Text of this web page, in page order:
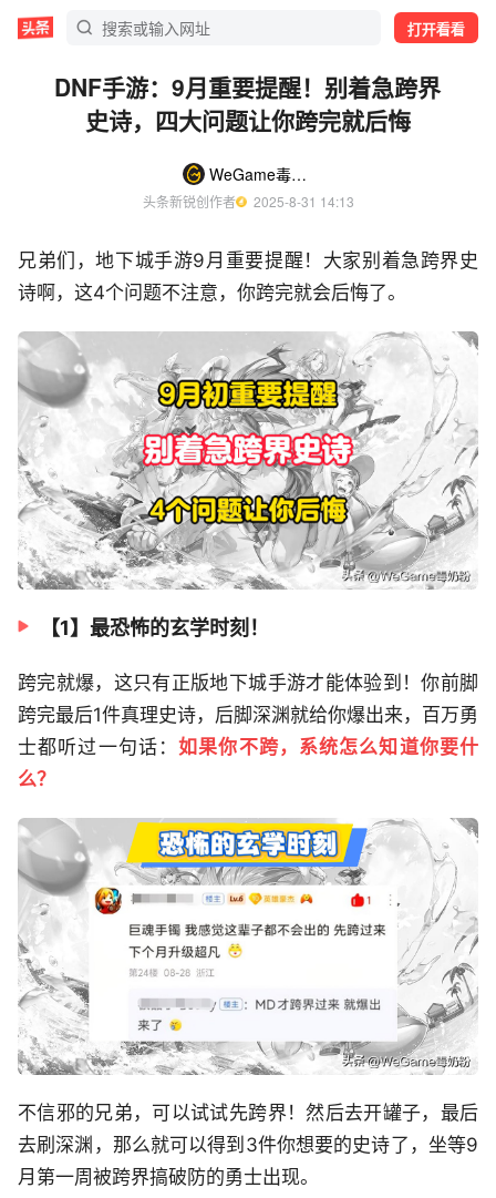
打开看看
DNF手游：9月重要提醒！别着急跨界
史诗，四大问题让你跨完就后悔
WeGame毒奶粉
头条新锐创作者
  2025-8-31 14:13
兄弟们，地下城手游9月重要提醒！大家别着急跨界史
诗啊，这4个问题不注意，你跨完就会后悔了。
【1】最恐怖的玄学时刻！
跨完就爆，这只有正版地下城手游才能体验到！你前脚
跨完最后1件真理史诗，后脚深渊就给你爆出来，百万勇
士都听过一句话：如果你不跨，系统怎么知道你要什
么？
不信邪的兄弟，可以试试先跨界！然后去开罐子，最后
去刷深渊，那么就可以得到3件你想要的史诗了，坐等9
月第一周被跨界搞破防的勇士出现。